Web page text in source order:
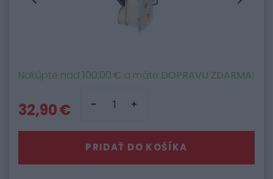
Nakúpte nad 100,00 € a máte DOPRAVU ZDARMA!
32,90 €
PRIDAŤ DO KOŠÍKA